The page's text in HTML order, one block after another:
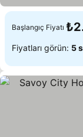
Başlangıç Fiyatı
Fiyatları görün: 5